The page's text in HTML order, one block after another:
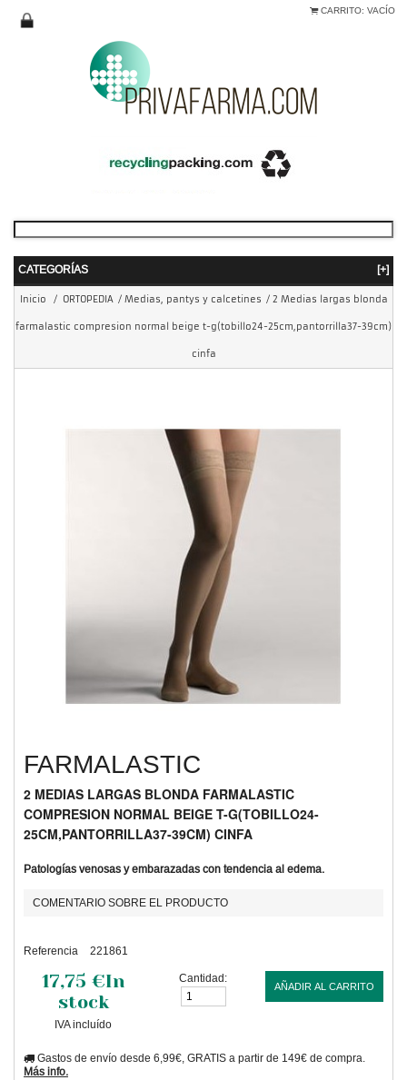
CARRITO: VACÍO
CATEGORÍAS [+]
Inicio / ORTOPEDIA / Medias, pantys y calcetines / 2 Medias largas blonda
farmalastic compresion normal beige t-g(tobillo24-25cm,pantorrilla37-39cm)
cinfa
FARMALASTIC
2 MEDIAS LARGAS BLONDA FARMALASTIC
COMPRESION NORMAL BEIGE T-G(TOBILLO24-
25CM,PANTORRILLA37-39CM) CINFA
Patologías venosas y embarazadas con tendencia al edema.
COMENTARIO SOBRE EL PRODUCTO
Referencia 221861
17,75 €In
stock
IVA incluído
Cantidad:
AÑADIR AL CARRITO
Gastos de envío desde 6,99€, GRATIS a partir de 149€ de compra.
Más info.